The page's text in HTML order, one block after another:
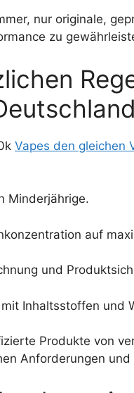
nur originale,
zu
Vapes den gleichen
Minderjährige.
auf
und
Inhaltsstoffen und
Produkte von
Anforderungen